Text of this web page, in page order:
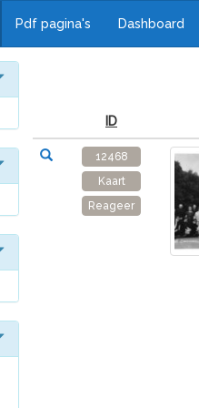
Pdf pagina's Dashboard
ID
12468
Kaart
Reageer